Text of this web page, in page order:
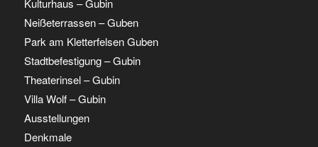
Kulturhaus – Gubin
Neißeterrassen – Guben
Park am Kletterfelsen Guben
Stadtbefestigung – Gubin
Theaterinsel – Gubin
Villa Wolf – Gubin
Ausstellungen
Denkmale